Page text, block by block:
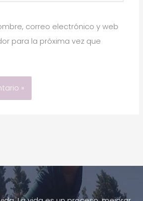
correo electrónico y web
para la próxima vez que